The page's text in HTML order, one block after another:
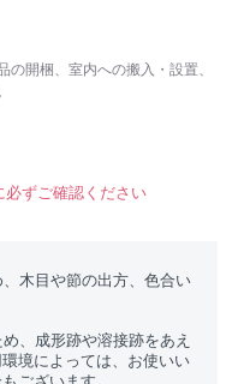
開梱、室内への搬入・設置、
ずご確認ください
木目や節の出方、色合い
、成形跡や溶接跡をあえ
境によっては、お使いい